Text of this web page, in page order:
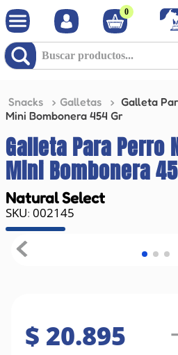
0
Buscar productos...
Snacks Galletas
Galleta
Mini Bombonera 454 Gr
Galleta Para Perro
Mini Bombonera
Natural Select
: 002145
$ 20.895